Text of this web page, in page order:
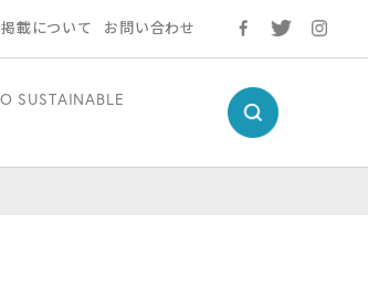
載について お問い合わせ
SUSTAINABLE